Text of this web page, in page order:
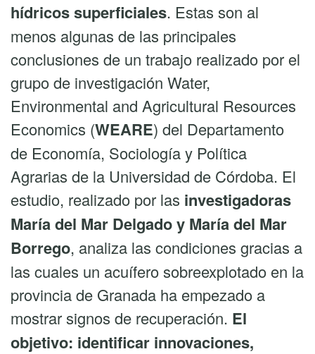
hídricos superficiales. Estas son al
menos algunas de las principales
conclusiones de un trabajo realizado por el
grupo de investigación Water,
Environmental and Agricultural Resources
Economics (WEARE) del Departamento
de Economía, Sociología y Política
Agrarias de la Universidad de Córdoba. El
estudio, realizado por las investigadoras
María del Mar Delgado y María del Mar
Borrego, analiza las condiciones gracias a
las cuales un acuífero sobreexplotado en la
provincia de Granada ha empezado a
mostrar signos de recuperación. El
objetivo: identificar innovaciones,